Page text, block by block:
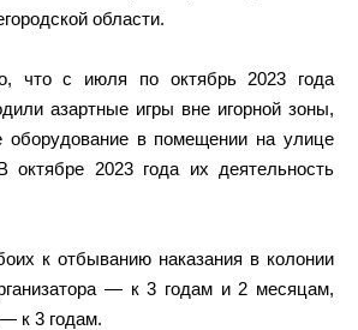
области.
что с июля по октябрь 2023 года
азартные игры вне игорной зоны,
оборудование в помещении на улице
октябре 2023 года их деятельность
к отбыванию наказания в колонии
— к 3 годам и 2 месяцам,
к 3 годам.